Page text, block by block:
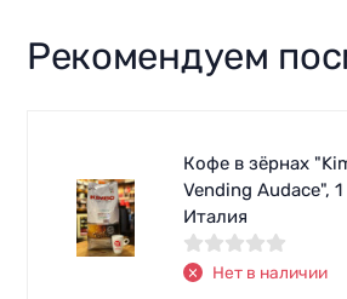
Рекомендуем
Кофе в зёрнах
Vending Audace", 1
Италия
Нет в наличии